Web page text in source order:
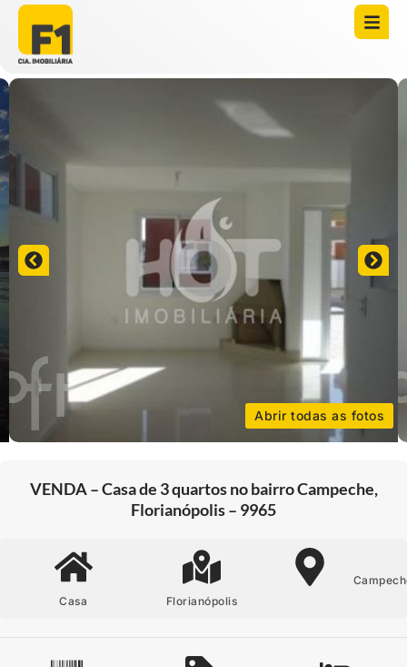
Abrir todas as fotos
VENDA – Casa de 3 quartos no bairro Campeche,
Florianópolis – 9965
Casa Florianópolis